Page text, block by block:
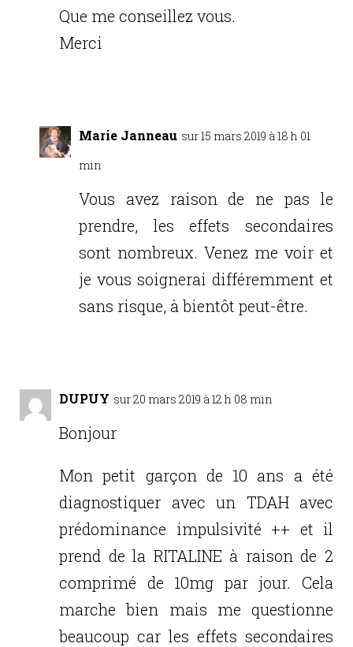
Que me conseillez vous.
Merci
Marie Janneau sur 15 mars 2019 à 18 h 01
min
Vous avez raison de ne pas le
prendre, les effets secondaires
sont nombreux. Venez me voir et
je vous soignerai différemment et
sans risque, à bientôt peut-être.
DUPUY sur 20 mars 2019 à 12 h 08 min
Bonjour
Mon petit garçon de 10 ans a été
diagnostiquer avec un TDAH avec
prédominance impulsivité ++ et il
prend de la RITALINE à raison de 2
comprimé de 10mg par jour. Cela
marche bien mais me questionne
beaucoup car les effets secondaires